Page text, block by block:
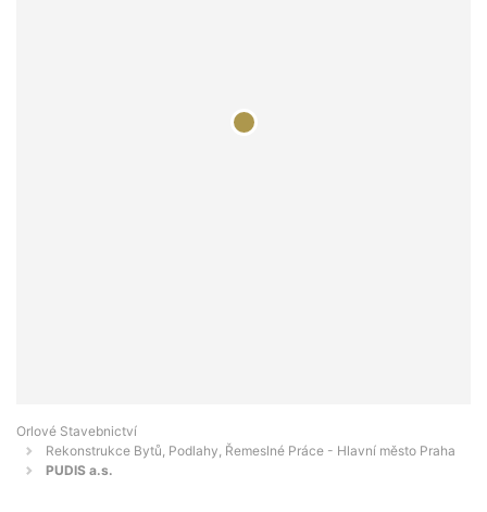
Orlové Stavebnictví
Rekonstrukce Bytů, Podlahy, Řemeslné Práce - Hlavní město Praha
PUDIS a.s.